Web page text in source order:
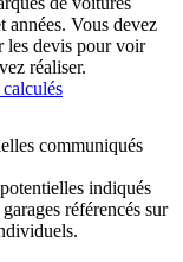
années. Vous devez
les devis pour voir
réaliser.
communiqués
indiqués
référencés sur